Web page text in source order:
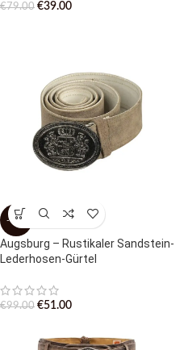
€79.00 €39.00
-48%
Augsburg – Rustikaler Sandstein-
Lederhosen-Gürtel
€99.00 €51.00